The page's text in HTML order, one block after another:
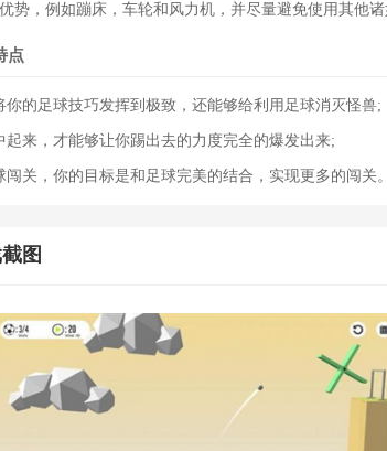
势，例如蹦床，车轮和风力机，并尽量避免使用其他
点
你的足球技巧发挥到极致，还能够给利用足球消灭怪兽;
起来，才能够让你踢出去的力度完全的爆发出来;
关，你的目标是和足球完美的结合，实现更多的闯关。
图